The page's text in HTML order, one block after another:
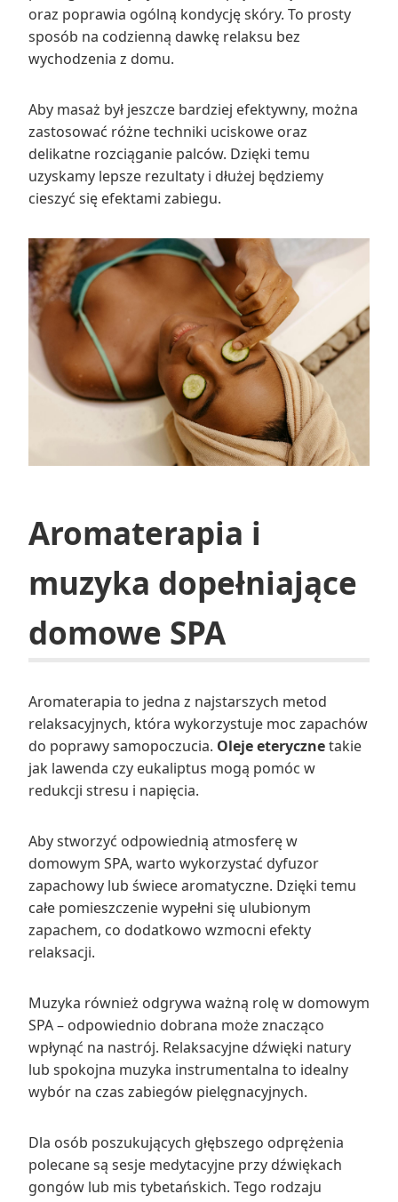
oraz poprawia ogólną kondycję skóry. To prosty
sposób na codzienną dawkę relaksu bez
wychodzenia z domu.
Aby masaż był jeszcze bardziej efektywny, można
zastosować różne techniki uciskowe oraz
delikatne rozciąganie palców. Dzięki temu
uzyskamy lepsze rezultaty i dłużej będziemy
cieszyć się efektami zabiegu.
Aromaterapia i
muzyka dopełniające
domowe SPA
Aromaterapia to jedna z najstarszych metod
relaksacyjnych, która wykorzystuje moc zapachów
do poprawy samopoczucia. Oleje eterycznetakie
jak lawenda czy eukaliptus mogą pomóc w
redukcji stresu i napięcia.
Aby stworzyć odpowiednią atmosferę w
domowym SPA, warto wykorzystać dyfuzor
zapachowy lub świece aromatyczne. Dzięki temu
całe pomieszczenie wypełni się ulubionym
zapachem, co dodatkowo wzmocni efekty
relaksacji.
Muzyka również odgrywa ważną rolę w domowym
SPA – odpowiednio dobrana może znacząco
wpłynąć na nastrój. Relaksacyjne dźwięki natury
lub spokojna muzyka instrumentalna to idealny
wybór na czas zabiegów pielęgnacyjnych.
Dla osób poszukujących głębszego odprężenia
polecane są sesje medytacyjne przy dźwiękach
gongów lub mis tybetańskich. Tego rodzaju